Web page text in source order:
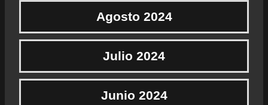
Agosto 2024
Julio 2024
Junio 2024